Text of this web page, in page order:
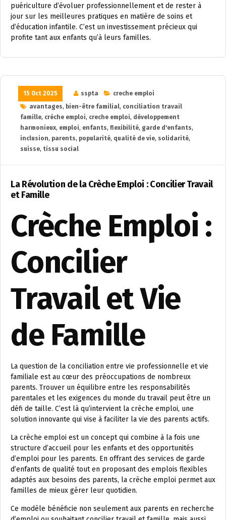
puériculture d’évoluer professionnellement et de rester à
jour sur les meilleures pratiques en matière de soins et
d’éducation infantile. C’est un investissement précieux qui
profite tant aux enfants qu’à leurs familles.
15 Oct 2025 sspta
creche emploi
avantages, bien-être familial, conciliation travail
famille, crèche emploi, creche emploi, développement
harmonieux, emploi, enfants, flexibilité, garde d'enfants,
inclusion, parents, popularité, qualité de vie, solidarité,
suisse, tissu social
La Révolution de la Crèche Emploi : Concilier Travail
et Famille
Crèche Emploi :
Concilier
Travail et Vie
de Famille
La question de la conciliation entre vie professionnelle et vie
familiale est au cœur des préoccupations de nombreux
parents. Trouver un équilibre entre les responsabilités
parentales et les exigences du monde du travail peut être un
défi de taille. C’est là qu’intervient la crèche emploi, une
solution innovante qui vise à faciliter la vie des parents actifs.
La crèche emploi est un concept qui combine à la fois une
structure d’accueil pour les enfants et des opportunités
d’emploi pour les parents. En offrant des services de garde
d’enfants de qualité tout en proposant des emplois flexibles
adaptés aux besoins des parents, la crèche emploi permet aux
familles de mieux gérer leur quotidien.
Ce modèle bénéficie non seulement aux parents en recherche